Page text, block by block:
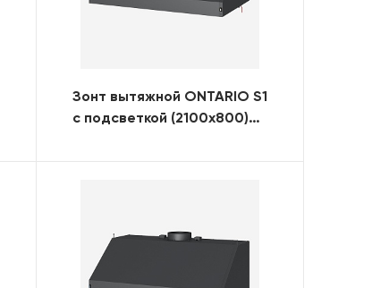
Зонт вытяжной ONTARIO S1
с подсветкой (2100x800)